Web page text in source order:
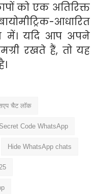
को एक अतिरिक्त
आधारित
में। यदि आप अपने
रखते हैं, तो यह
चैट लॉक
Secret Code WhatsApp
Hide WhatsApp chats